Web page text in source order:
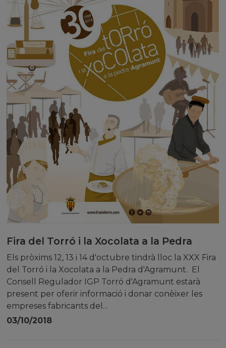
Fira del Torró i la Xocolata a la Pedra
Els pròxims 12, 13 i 14 d'octubre tindrà lloc la XXX Fira
del Torró i la Xocolata a la Pedra d'Agramunt. El
Consell Regulador IGP Torró d'Agramunt estarà
present per oferir informació i donar conèixer les
empreses fabricants del...
03/10/2018